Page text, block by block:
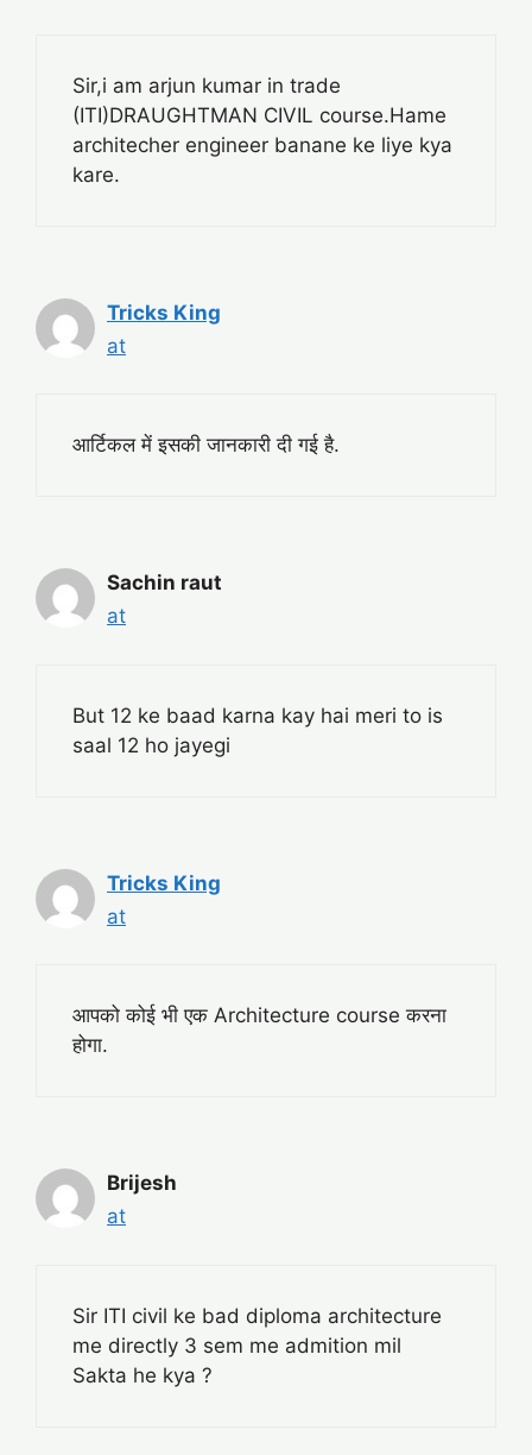
Sir,i am arjun kumar in trade
(ITI)DRAUGHTMAN CIVIL course.Hame
architecher engineer banane ke liye kya
kare.
Tricks King
at
आर्टिकल में इसकी जानकारी दी गई है.
Sachin raut
at
But 12 ke baad karna kay hai meri to is
saal 12 ho jayegi
Tricks King
at
आपको कोई भी एक Architecture course करना
होगा.
Brijesh
at
Sir ITI civil ke bad diploma architecture
me directly 3 sem me admition mil
Sakta he kya ?